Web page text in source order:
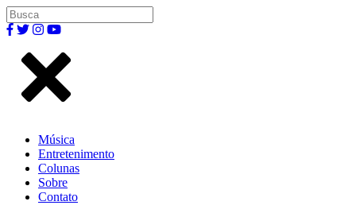
Música
Entretenimento
Colunas
Sobre
Contato